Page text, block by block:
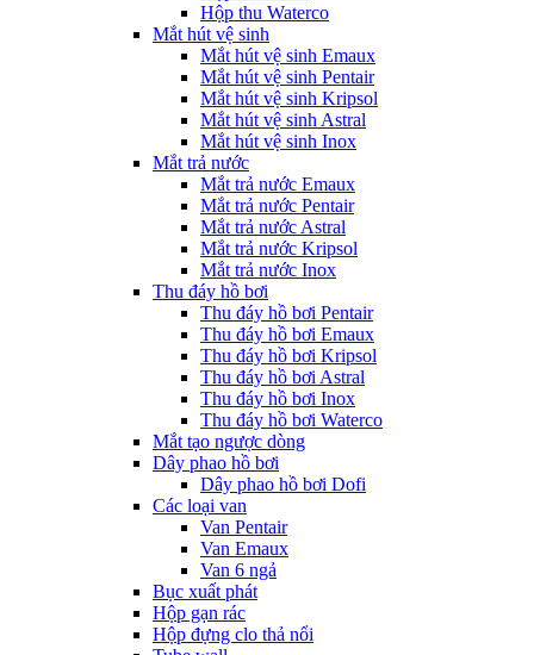
Hộp thu Waterco
Mắt hút vệ sinh
Mắt hút vệ sinh Emaux
Mắt hút vệ sinh Pentair
Mắt hút vệ sinh Kripsol
Mắt hút vệ sinh Astral
Mắt hút vệ sinh Inox
Mắt trả nước
Mắt trả nước Emaux
Mắt trả nước Pentair
Mắt trả nước Astral
Mắt trả nước Kripsol
Mắt trả nước Inox
Thu đáy hồ bơi
Thu đáy hồ bơi Pentair
Thu đáy hồ bơi Emaux
Thu đáy hồ bơi Kripsol
Thu đáy hồ bơi Astral
Thu đáy hồ bơi Inox
Thu đáy hồ bơi Waterco
Mắt tạo ngược dòng
Dây phao hồ bơi
Dây phao hồ bơi Dofi
Các loại van
Van Pentair
Van Emaux
Van 6 ngả
Bục xuất phát
Hộp gạn rác
Hộp đựng clo thả nổi